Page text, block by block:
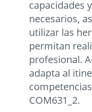
capacidades
necesarios,
utilizar las
permitan
profesional.
adapta al
COM631_2.